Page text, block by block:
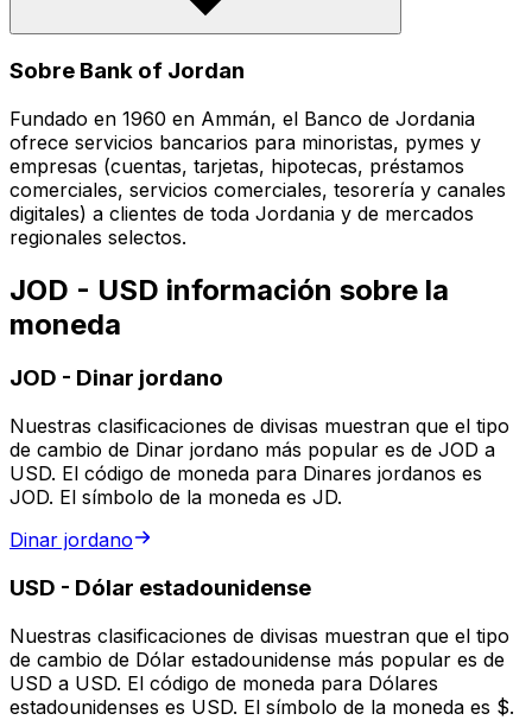
Sobre Bank of Jordan
Fundado en 1960 en Ammán, el Banco de Jordania
ofrece servicios bancarios para minoristas, pymes y
empresas (cuentas, tarjetas, hipotecas, préstamos
comerciales, servicios comerciales, tesorería y canales
digitales) a clientes de toda Jordania y de mercados
regionales selectos.
JOD - USD información sobre la
moneda
JOD - Dinar jordano
Nuestras clasificaciones de divisas muestran que el tipo
de cambio de Dinar jordano más popular es de JOD a
USD. El código de moneda para Dinares jordanos es
JOD. El símbolo de la moneda es JD.
Dinar jordano
USD - Dólar estadounidense
Nuestras clasificaciones de divisas muestran que el tipo
de cambio de Dólar estadounidense más popular es de
USD a USD. El código de moneda para Dólares
estadounidenses es USD. El símbolo de la moneda es $.